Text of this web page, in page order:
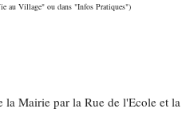
au Village" ou dans "Infos Pratiques")
Mairie par la Rue de l'Ecole et la